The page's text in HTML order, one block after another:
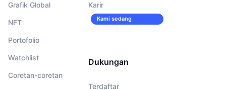
Grafik Global
NFT
Portofolio
Watchlist
Coretan-coretan
Karir
Kami sedang
Dukungan
Terdaftar